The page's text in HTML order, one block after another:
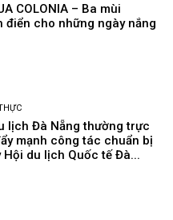
COLONIA – Ba mùi
điển cho những ngày nắng
lịch Đà Nẵng thường trực
mạnh công tác chuẩn bị
Hội du lịch Quốc tế Đà...